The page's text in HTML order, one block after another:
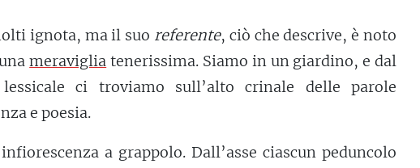
ignota, ma il suo referente, ciò che descrive, è noto
meraviglia tenerissima. Siamo in un giardino, e dal
ci troviamo sull’alto crinale delle parole
e poesia.
a grappolo. Dall’asse ciascun peduncolo